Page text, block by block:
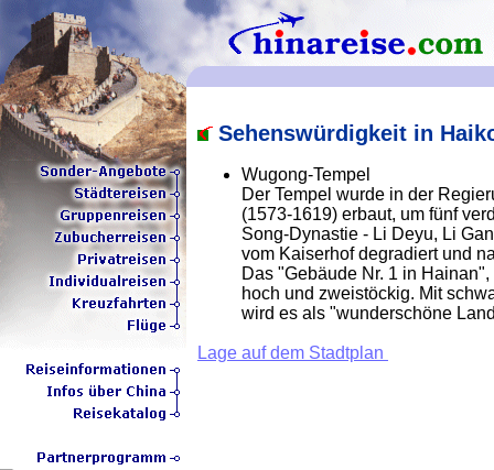
Sehenswürdigkeit in
Wugong-Tempel
Der Tempel wurde in der
(1573-1619) erbaut, um fünf
Song-Dynastie - Li Deyu, Li
vom Kaiserhof degradiert und
Das "Gebäude Nr. 1 in
hoch und zweistöckig. Mit
wird es als "wunderschöne
Lage auf dem Stadtplan